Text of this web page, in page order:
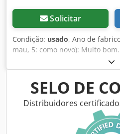
Solicitar
Condição: usado, Ano de
mau, 5: como novo): Muito
Novo, em conformidade com
saúde no trabalho!
SELO DE
Distribuidores